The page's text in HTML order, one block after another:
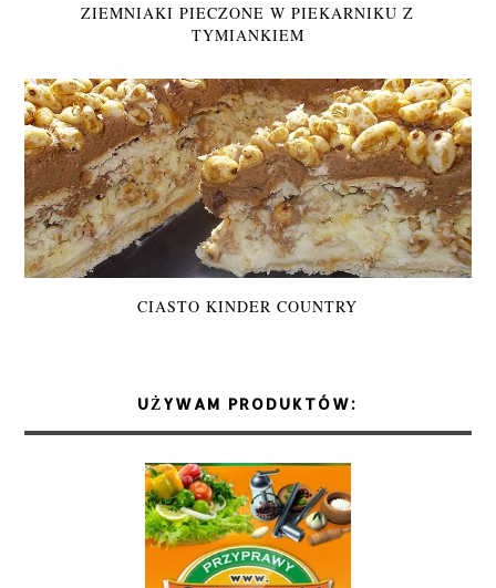
ZIEMNIAKI PIECZONE W PIEKARNIKU Z
TYMIANKIEM
CIASTO KINDER COUNTRY
UŻYWAM PRODUKTÓW: